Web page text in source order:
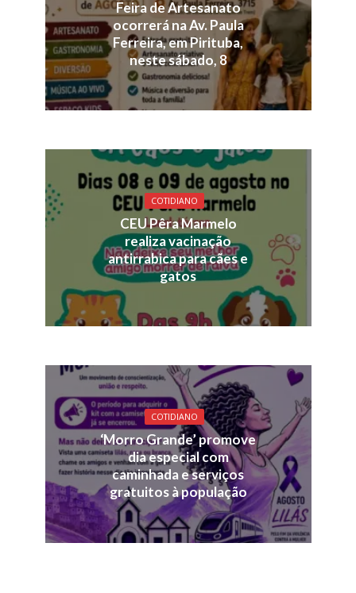
Feira de Artesanato
ocorrerá na Av. Paula
Ferreira, em Pirituba,
neste sábado, 8
COTIDIANO
CEU Pêra Marmelo
realiza vacinação
antirrabica para cães e
gatos
COTIDIANO
‘Morro Grande’ promove
dia especial com
caminhada e serviços
gratuitos à população